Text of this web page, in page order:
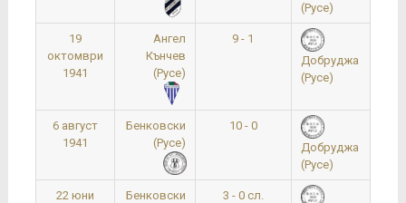
(Русе)
19
октомври
1941
Ангел
Кънчев
(Русе)
9 - 1
Добруджа
(Русе)
6 август
1941
Бенковски
(Русе)
10 - 0
Добруджа
(Русе)
22 юни
Бенковски
3 - 0 сл.